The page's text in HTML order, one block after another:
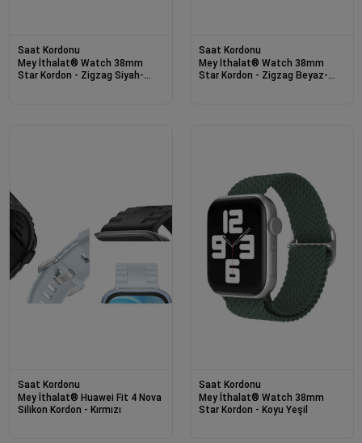
Saat Kordonu
Mey İthalat® Watch 38mm
Star Kordon - Zigzag Siyah-
Saat Kordonu
Mey İthalat® Watch 38mm
Star Kordon - Zigzag Beyaz-
Saat Kordonu
Mey İthalat® Huawei Fit 4 Nova
Silikon Kordon - Kırmızı
Saat Kordonu
Mey İthalat® Watch 38mm
Star Kordon - Koyu Yeşil